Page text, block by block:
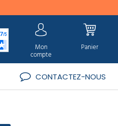
Mon
compte
Panier
CONTACTEZ-NOUS